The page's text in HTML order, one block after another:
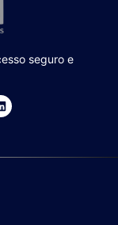
seguro e